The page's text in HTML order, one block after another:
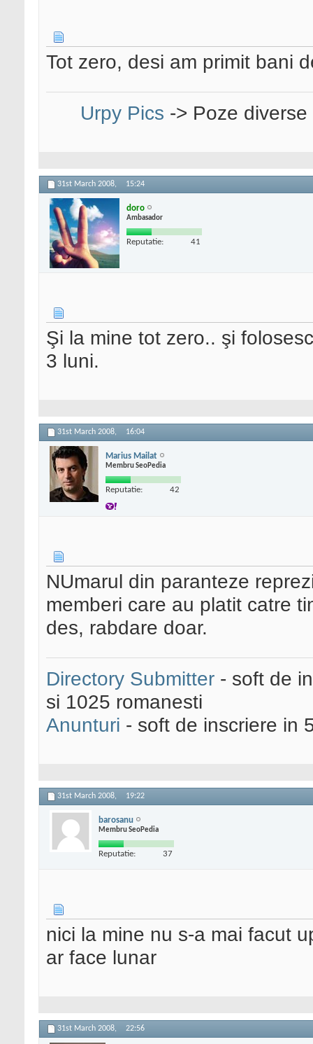
Tot zero, desi am primit bani
Urpy Pics -> Poze
31st March 2008, 15:24
doro
Ambasador
Reputatie: 41
Şi la mine tot zero.. şi
3 luni.
31st March 2008, 16:04
Marius Mailat
Membru SeoPedia
Reputatie: 42
NUmarul din paranteze
memberi care au platit catre
des, rabdare doar.
Directory Submitter - soft de
si 1025 romanesti
Anunturi - soft de inscriere in
31st March 2008, 19:22
barosanu
Membru SeoPedia
Reputatie: 37
nici la mine nu s-a mai facut
ar face lunar
31st March 2008, 22:56